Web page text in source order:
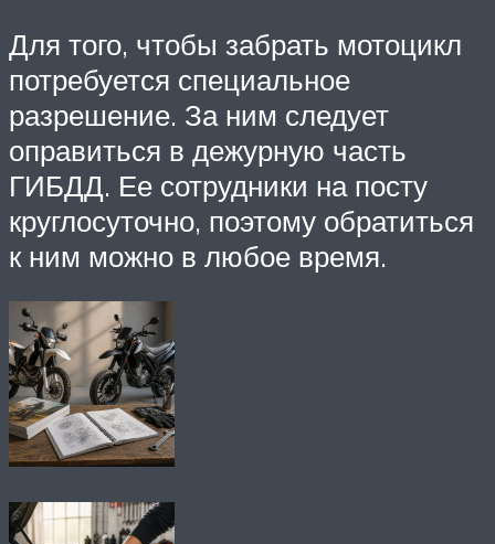
Для того, чтобы забрать мотоцикл
потребуется специальное
разрешение. За ним следует
оправиться в дежурную часть
ГИБДД. Ее сотрудники на посту
круглосуточно, поэтому обратиться
к ним можно в любое время.